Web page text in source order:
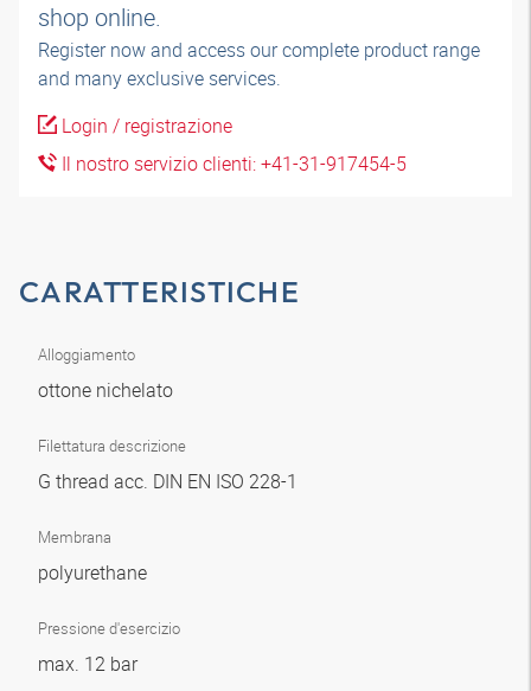
shop online.
Register now and access our complete product range
and many exclusive services.
Login / registrazione
Il nostro servizio clienti: +41-31-917454-5
CARATTERISTICHE
Alloggiamento
ottone nichelato
Filettatura descrizione
G thread acc. DIN EN ISO 228-1
Membrana
polyurethane
Pressione d'esercizio
max. 12 bar